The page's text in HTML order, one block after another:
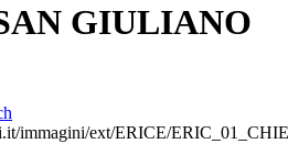
GIULIANO
immagini/ext/ERICE/